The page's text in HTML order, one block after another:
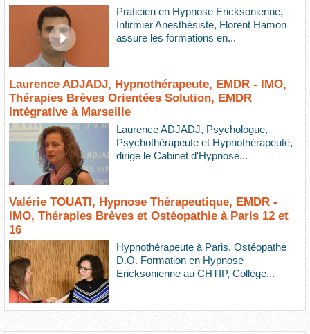
Praticien en Hypnose Ericksonienne,
Infirmier Anesthésiste, Florent Hamon
assure les formations en...
Laurence ADJADJ, Hypnothérapeute, EMDR - IMO,
Thérapies Brèves Orientées Solution, EMDR
Intégrative à Marseille
Laurence ADJADJ, Psychologue,
Psychothérapeute et Hypnothérapeute,
dirige le Cabinet d'Hypnose...
Valérie TOUATI, Hypnose Thérapeutique, EMDR -
IMO, Thérapies Brèves et Ostéopathie à Paris 12 et
16
Hypnothérapeute à Paris. Ostéopathe
D.O. Formation en Hypnose
Ericksonienne au CHTIP, Collège...